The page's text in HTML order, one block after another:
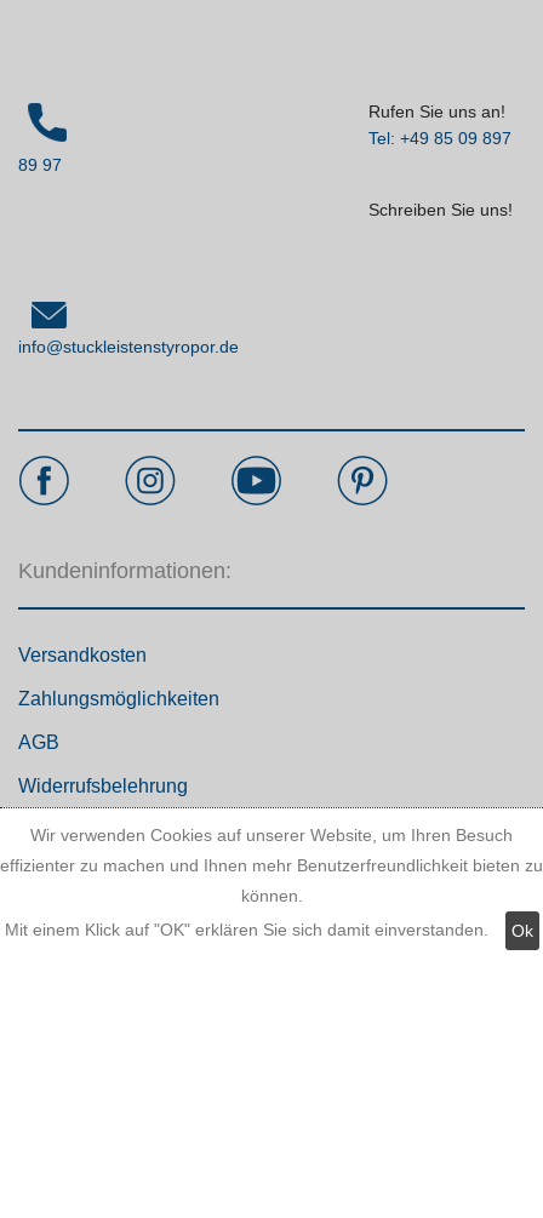
Rufen Sie uns an!
Tel: +49 85 09 897
89 97
Schreiben Sie uns!
info@stuckleistenstyropor.de
Kundeninformationen:
Versandkosten
Zahlungsmöglichkeiten
AGB
Widerrufsbelehrung
Hinweis zum Batteriegesetz
Kundeninformationen
Wir verwenden Cookies auf unserer Website, um Ihren Besuch
effizienter zu machen und Ihnen mehr Benutzerfreundlichkeit bieten zu
können.
Mit einem Klick auf "OK" erklären Sie sich damit einverstanden.
Ok